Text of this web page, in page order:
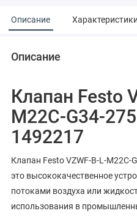
Описание Характеристики
Описание
Клапан Festo
M22C-G34-
1492217
Клапан Festo VZWF-B-L-
это высококачественное
потоками воздуха или
использования в